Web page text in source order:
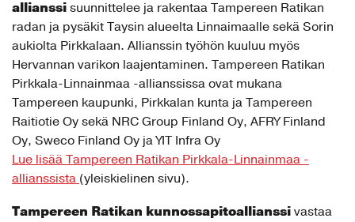
allianssi suunnittelee ja rakentaa Tampereen Ratikan
radan ja pysäkit Taysin alueelta Linnaimaalle sekä Sorin
aukiolta Pirkkalaan. Allianssin työhön kuuluu myös
Hervannan varikon laajentaminen. Tampereen Ratikan
Pirkkala-Linnainmaa -allianssissa ovat mukana
Tampereen kaupunki, Pirkkalan kunta ja Tampereen
Raitiotie Oy sekä NRC Group Finland Oy, AFRY Finland
Oy, Sweco Finland Oy ja YIT Infra Oy
Lue lisää Tampereen Ratikan Pirkkala-Linnainmaa -
allianssista (yleiskielinen sivu).
Tampereen Ratikan kunnossapitoallianssi vastaa